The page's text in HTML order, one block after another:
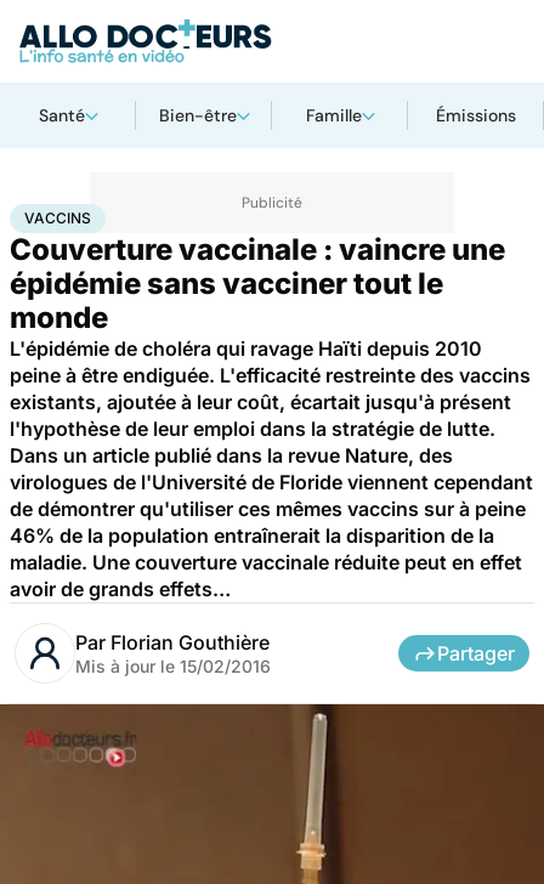
Santé Bien-être Famille Émissions
AccueilSanté Vaccins
VACCINS
Couverture vaccinale : vaincre une
épidémie sans vacciner tout le
monde
L'épidémie de choléra qui ravage Haïti depuis 2010
peine à être endiguée. L'efficacité restreinte des vaccins
existants, ajoutée à leur coût, écartait jusqu'à présent
l'hypothèse de leur emploi dans la stratégie de lutte.
Dans un article publié dans la revue Nature, des
virologues de l'Université de Floride viennent cependant
de démontrer qu'utiliser ces mêmes vaccins sur à peine
46% de la population entraînerait la disparition de la
maladie. Une couverture vaccinale réduite peut en effet
avoir de grands effets…
Par Florian Gouthière
Mis à jour le 15/02/2016
Partager